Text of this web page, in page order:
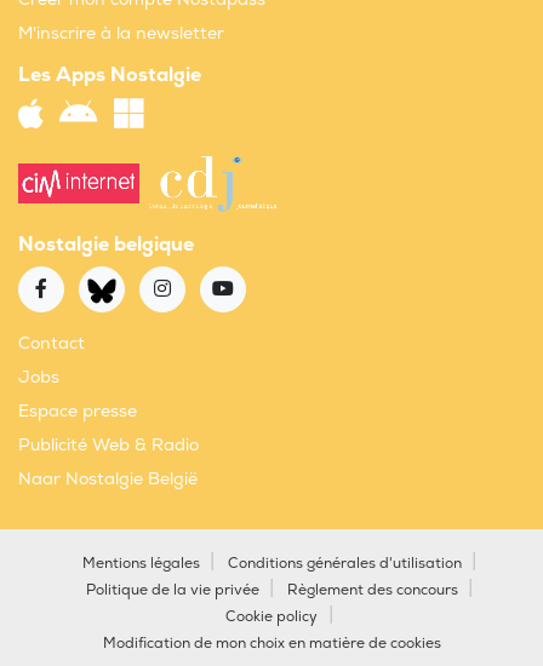
M'inscrire à la newsletter
Les Apps Nostalgie
Nostalgie belgique
Contact
Jobs
Espace presse
Publicité Web & Radio
Naar Nostalgie België
Mentions légales
Conditions générales d'utilisation
Politique de la vie privée
Règlement des concours
Cookie policy
Modification de mon choix en matière de cookies